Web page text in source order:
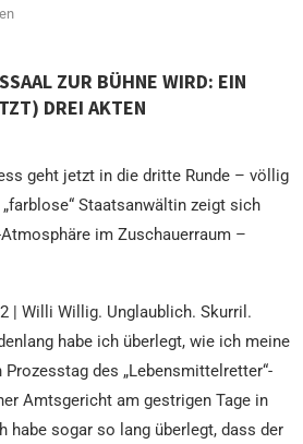
ZUR BÜHNE WIRD: EIN
DREI AKTEN
geht jetzt in die dritte Runde – völlig
Staatsanwältin zeigt sich
im Zuschauerraum –
| Willi Willig. Unglaublich. Skurril.
habe ich überlegt, wie ich meine
des „Lebensmittelretter“-
Amtsgericht am gestrigen Tage in
habe sogar so lang überlegt, dass der